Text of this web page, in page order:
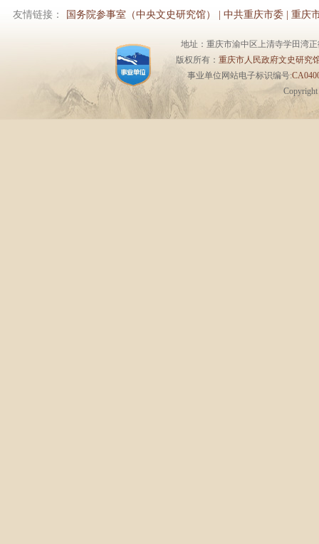
友情链接： 国务院参事室（中央文史研究馆） 中共重庆市委 重庆
地址：重庆市渝中区上清寺学田湾
版权所有： 重庆市人民政府文史研究
事业单位网站电子标识编号: